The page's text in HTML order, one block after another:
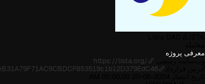
معرفی پروژه
https://lista.org/